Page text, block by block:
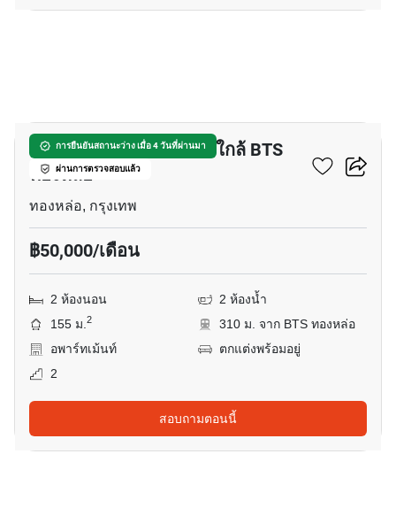
การยืนยันสถานะว่าง เมื่อ 4 วันที่ผ่านมา
ผ่านการตรวจสอบแล้ว
อพาร์ทเมนต์ 2-ห้องนอน ใกล้ BTS
ทองหล่อ
ทองหล่อ, กรุงเทพ
฿50,000/เดือน
2 ห้องนอน
2 ห้องน้ำ
155 ม.2
310 ม. จาก BTS ทองหล่อ
อพาร์ทเม้นท์
ตกแต่งพร้อมอยู่
2
สอบถามตอนนี้